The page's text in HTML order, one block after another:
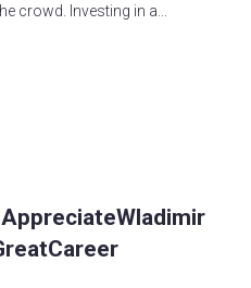
crowd. Investing in a...